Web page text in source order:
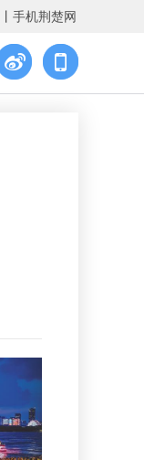
手机荆楚网